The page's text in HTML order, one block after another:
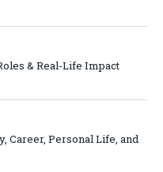
& Real-Life Impact
Career, Personal Life, and